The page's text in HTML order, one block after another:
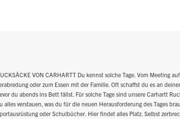
VON CARHARTT Du kennst solche Tage. Vom Meeting
oder zum Essen mit der Familie. Oft schaffst du es an
du abends ins Bett fällst. Für solche Tage sind unsere Carhartt
alles verstauen, was du für die neuen Herausforderung des Tages
oder Schulbücher. Hier findet alles Platz. Selbst